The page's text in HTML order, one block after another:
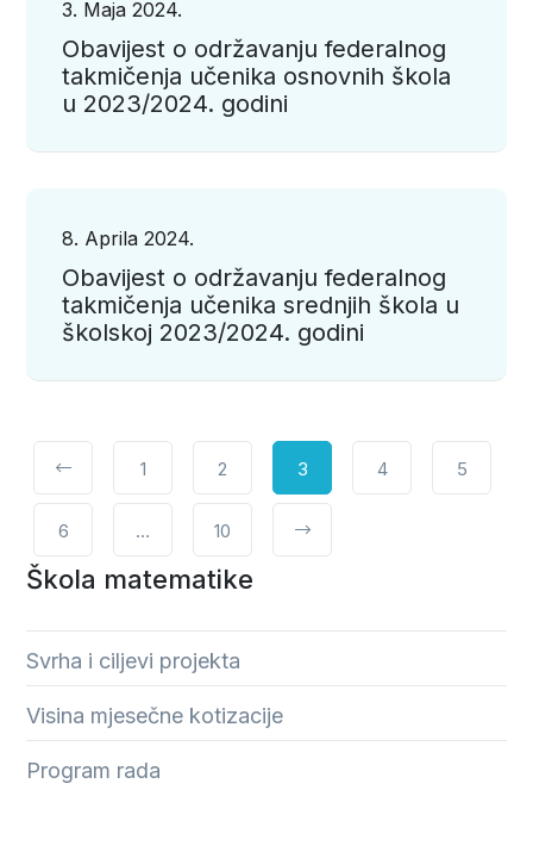
3. Maja 2024.
Obavijest o održavanju federalnog
takmičenja učenika osnovnih škola
u 2023/2024. godini
8. Aprila 2024.
Obavijest o održavanju federalnog
takmičenja učenika srednjih škola u
školskoj 2023/2024. godini
1 2 3 4 5
6 … 10
Škola matematike
Svrha i ciljevi projekta
Visina mjesečne kotizacije
Program rada